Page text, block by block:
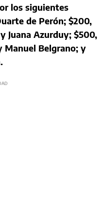
los siguientes
de Perón; $200,
Juana Azurduy; $500,
Manuel Belgrano; y